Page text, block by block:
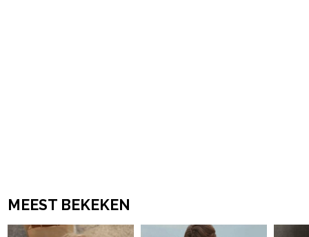
MEEST BEKEKEN